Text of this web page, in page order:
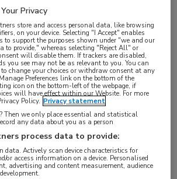
systemen aantastende auto-
vrijwel elk orgaansysteem in het
Deze aandoening gaat
morbiditeit en mortaliteit.
van SLE bleef de behandeling
onveranderd.
webcast brengen
experts u volledig op de hoogte
ontwikkelingen in het SLE-
dieper ingegaan op:
Privacy
store and access personal data, like browsing
on your device. Selecting "I Accept" enables
to support the purposes shown under "we and our
to provide," whereas selecting "Reject All" or
will disable them. If trackers are disabled,
you see may not be as relevant to you. You can
change your choices or withdraw consent at any
Preferences link on the bottom of the
icon on the bottom-left of the webpage, if
will have effect within our Website. For more
Policy. Privacy statement
Then we only place essential and statistical
any data about you as a person
process data to provide:
data. Actively scan device characteristics for
or access information on a device. Personalised
advertising and content measurement, audience